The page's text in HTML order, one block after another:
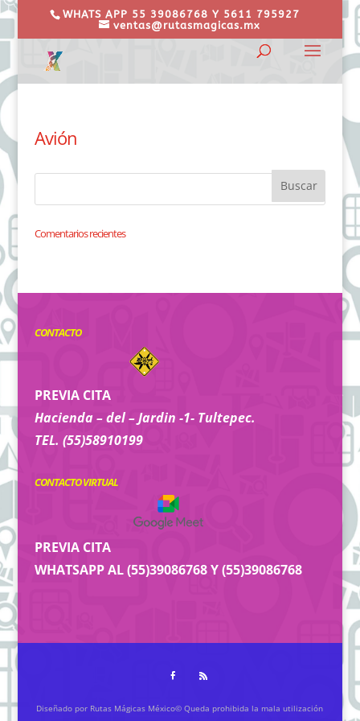
WHATS APP 55 39086768 Y 5611 795927
ventas@rutasmagicas.mx
Avión
Comentarios recientes
CONTACTO
PREVIA CITA
Hacienda – del – Jardin -1- Tultepec.
TEL. (55)58910199
CONTACTO VIRTUAL
PREVIA CITA
WHATSAPP AL (55)39086768 Y (55)39086768
Diseñado por Rutas Mágicas México© Queda prohibida la mala utilización